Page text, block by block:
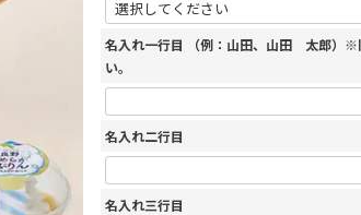
名入れ一行目 （例：山田、山田 太郎）※
い。
名入れ二行目
名入れ三行目